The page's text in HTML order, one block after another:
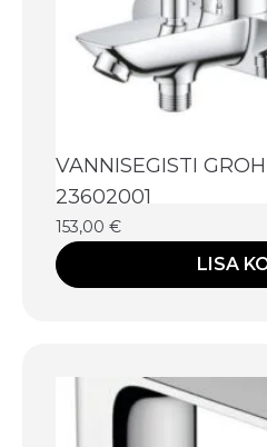
VANNISEGISTI
23602001
153,00 €
LISA